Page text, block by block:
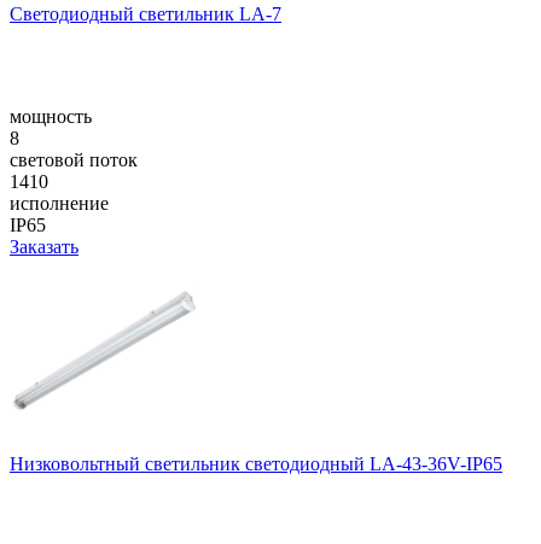
Светодиодный светильник LA-7
мощность
8
световой поток
1410
исполнение
IP65
Заказать
Низковольтный светильник светодиодный LA-43-36V-IP65